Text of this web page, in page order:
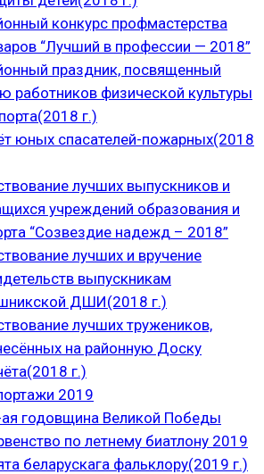
конкурс профмастерства
“Лучший в профессии — 2018”
праздник, посвященный
работников физической культуры
г.)
юных спасателей-пожарных(2018
лучших выпускников и
учреждений образования и
“Созвездие надежд – 2018”
лучших и вручение
выпускникам
ДШИ(2018 г.)
лучших тружеников,
на районную Доску
г.)
2019
годовщина Великой Победы
по летнему биатлону 2019
беларускага фальклору(2019 г.)